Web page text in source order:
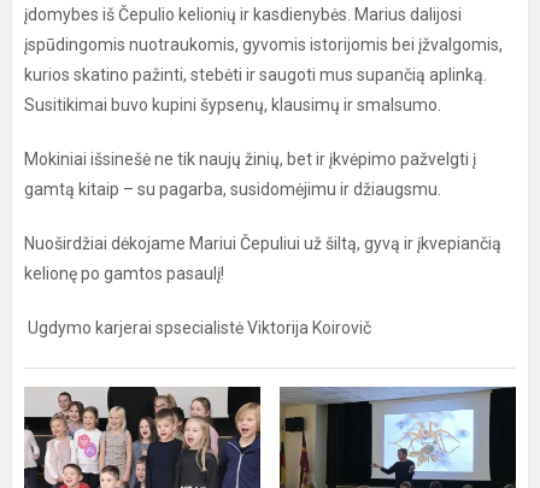
įdomybes iš Čepulio kelionių ir kasdienybės. Marius dalijosi
įspūdingomis nuotraukomis, gyvomis istorijomis bei įžvalgomis,
kurios skatino pažinti, stebėti ir saugoti mus supančią aplinką.
Susitikimai buvo kupini šypsenų, klausimų ir smalsumo.
Mokiniai išsinešė ne tik naujų žinių, bet ir įkvėpimo pažvelgti į
gamtą kitaip – su pagarba, susidomėjimu ir džiaugsmu.
Nuoširdžiai dėkojame Mariui Čepuliui už šiltą, gyvą ir įkvepiančią
kelionę po gamtos pasaulį!
Ugdymo karjerai spsecialistė Viktorija Koirovič